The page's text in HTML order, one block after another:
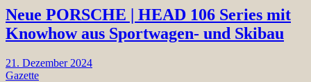
Neue PORSCHE | HEAD 106 Series mit
Knowhow aus Sportwagen- und Skibau
21. Dezember 2024
Gazette